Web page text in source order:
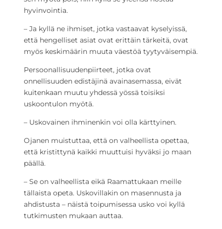
hyvinvointia.
– Ja kyllä ne ihmiset, jotka vastaavat kyselyissä,
että hengelliset asiat ovat erittäin tärkeitä, ovat
myös keskimäärin muuta väestöä tyytyväisempiä.
Persoonallisuudenpiirteet, jotka ovat
onnellisuuden edistäjinä avainasemassa, eivät
kuitenkaan muutu yhdessä yössä toisiksi
uskoontulon myötä.
– Uskovainen ihminenkin voi olla kärttyinen.
Ojanen muistuttaa, että on valheellista opettaa,
että kristittynä kaikki muuttuisi hyväksi jo maan
päällä.
– Se on valheellista eikä Raamattukaan meille
tällaista opeta. Uskovillakin on masennusta ja
ahdistusta – näistä toipumisessa usko voi kyllä
tutkimusten mukaan auttaa.